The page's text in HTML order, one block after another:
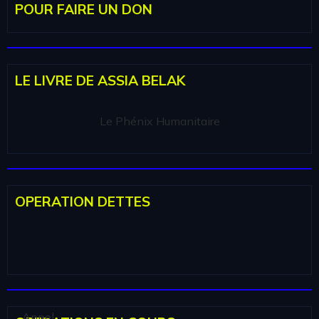
POUR FAIRE UN DON
LE LIVRE DE ASSIA BELAK
Le Phénix Humanitaire
OPERATION DETTES